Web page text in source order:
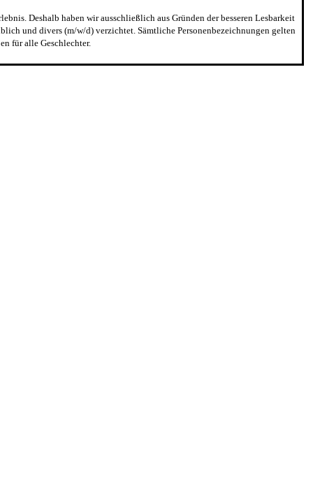
Deshalb haben wir ausschließlich aus Gründen der besseren Lesbarkeit
und divers (m/w/d) verzichtet. Sämtliche Personenbezeichnungen gelten
für alle Geschlechter.